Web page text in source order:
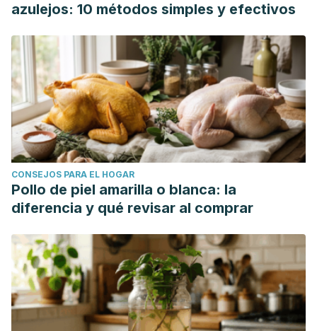
azulejos: 10 métodos simples y efectivos
CONSEJOS PARA EL HOGAR
Pollo de piel amarilla o blanca: la
diferencia y qué revisar al comprar